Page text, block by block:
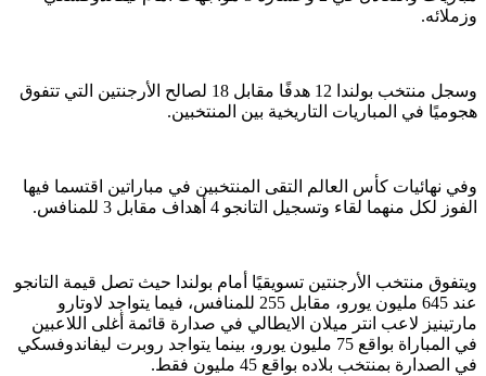
وزملائه.
وسجل منتخب بولندا 12 هدفًا مقابل 18 لصالح الأرجنتين التي تتفوق
هجوميًا في المباريات التاريخية بين المنتخبين.
وفي نهائيات كأس العالم التقى المنتخبين في مباراتين اقتسما فيها
الفوز لكل منهما لقاء وتسجيل التانجو 4 أهداف مقابل 3 للمنافس.
ويتفوق منتخب الأرجنتين تسويقيًا أمام بولندا حيث تصل قيمة التانجو
عند 645 مليون يورو، مقابل 255 للمنافس، فيما يتواجد لاوتارو
مارتينيز لاعب انتر ميلان الايطالي في صدارة قائمة أغلى اللاعبين
في المباراة بواقع 75 مليون يورو، بينما يتواجد روبرت ليفاندوفسكي
في الصدارة بمنتخب بلاده بواقع 45 مليون فقط.